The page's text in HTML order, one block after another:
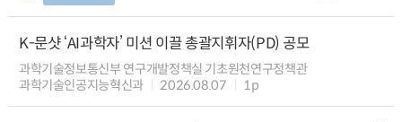
K-문샷 ‘AI과학자’ 미션 이끌 총괄지휘자(PD) 공모
과학기술정보통신부 연구개발정책실 기초원천연구정책관
과학기술인공지능혁신과
2026.08.07 1p